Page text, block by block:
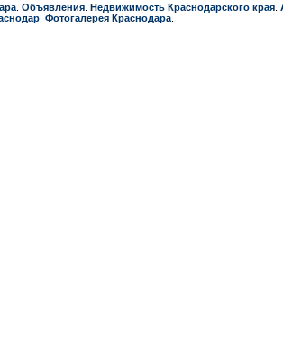
Объявления Недвижимость Краснодарcкого края
Фотогалерея Краснодара